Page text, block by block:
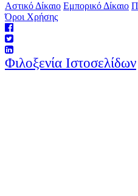
Αστικό Δίκαιο Εμπορικό Δίκαιο
Όροι Χρήσης
Φιλοξενία Ιστοσελίδων